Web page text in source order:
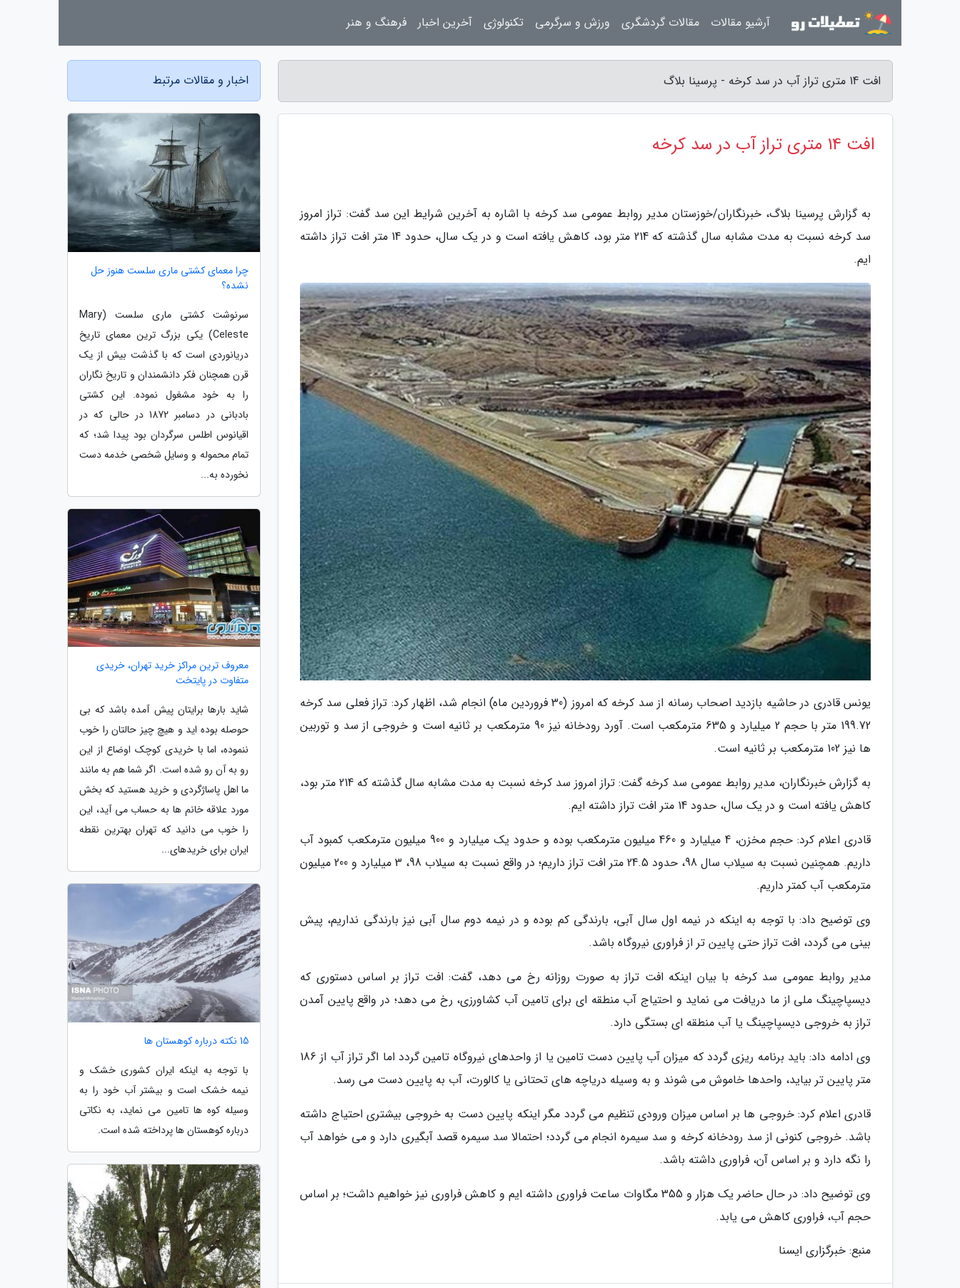
افت 14 متری تراز آب در سد کرخه - پرسینا بلاگ
افت 14 متری تراز آب در سد کرخه
به گزارش پرسینا بلاگ، خبرنگاران/خوزستان مدیر روابط عمومی سد کرخه با اشاره به آخرین شرایط این سد گفت: تراز امروز
سد کرخه نسبت به مدت مشابه سال گذشته که 214 متر بود، کاهش یافته است و در یک سال، حدود 14 متر افت تراز داشته
ایم.
یونس قادری در حاشیه بازدید اصحاب رسانه از سد کرخه که امروز (30 فروردین ماه) انجام شد، اظهار کرد: تراز فعلی سد کرخه
199.72 متر با حجم 2 میلیارد و 635 مترمکعب است. آورد رودخانه نیز 90 مترمکعب بر ثانیه است و خروجی از سد و توربین
ها نیز 102 مترمکعب بر ثانیه است.
به گزارش خبرنگاران، مدیر روابط عمومی سد کرخه گفت: تراز امروز سد کرخه نسبت به مدت مشابه سال گذشته که 214 متر بود،
کاهش یافته است و در یک سال، حدود 14 متر افت تراز داشته ایم.
قادری اعلام کرد: حجم مخزن، 4 میلیارد و 460 میلیون مترمکعب بوده و حدود یک میلیارد و 900 میلیون مترمکعب کمبود آب
داریم. همچنین نسبت به سیلاب سال 98، حدود 24.5 متر افت تراز داریم؛ در واقع نسبت به سیلاب 98، 3 میلیارد و 200 میلیون
مترمکعب آب کمتر داریم.
وی توضیح داد: با توجه به اینکه در نیمه اول سال آبی، بارندگی کم بوده و در نیمه دوم سال آبی نیز بارندگی نداریم، پیش
بینی می گردد، افت تراز حتی پایین تر از فراوری نیروگاه باشد.
مدیر روابط عمومی سد کرخه با بیان اینکه افت تراز به صورت روزانه رخ می دهد، گفت: افت تراز بر اساس دستوری که
دیسپاچینگ ملی از ما دریافت می نماید و احتیاج آب منطقه ای برای تامین آب کشاورزی، رخ می دهد؛ در واقع پایین آمدن
تراز به خروجی دیسپاچینگ یا آب منطقه ای بستگی دارد.
وی ادامه داد: باید برنامه ریزی گردد که میزان آب پایین دست تامین یا از واحدهای نیروگاه تامین گردد اما اگر تراز آب از 186
متر پایین تر بیاید، واحدها خاموش می شوند و به وسیله دریاچه های تحتانی یا کالورت، آب به پایین دست می رسد.
قادری اعلام کرد: خروجی ها بر اساس میزان ورودی تنظیم می گردد مگر اینکه پایین دست به خروجی بیشتری احتیاج داشته
باشد. خروجی کنونی از سد رودخانه کرخه و سد سیمره انجام می گردد؛ احتمالا سد سیمره قصد آبگیری دارد و می خواهد آب
را نگه دارد و بر اساس آن، فراوری داشته باشد.
وی توضیح داد: در حال حاضر یک هزار و 355 مگاوات ساعت فراوری داشته ایم و کاهش فراوری نیز خواهیم داشت؛ بر اساس
حجم آب، فراوری کاهش می یابد.
منبع: خبرگزاری ایسنا
اخبار و مقالات مرتبط
چرا معمای کشتی ماری سلست هنوز حل
نشده؟
سرنوشت کشتی ماری سلست (Mary
Celeste) یکی بزرگ ترین معمای تاریخ
دریانوردی است که با گذشت بیش از یک
قرن همچنان فکر دانشمندان و تاریخ نگاران
را به خود مشغول نموده. این کشتی
بادبانی در دسامبر 1872 در حالی که در
اقیانوس اطلس سرگردان بود پیدا شد؛ که
تمام محموله و وسایل شخصی خدمه دست
نخورده به...
معروف ترین مراکز خرید تهران، خریدی
متفاوت در پایتخت
شاید بارها برایتان پیش آمده باشد که بی
حوصله بوده اید و هیچ چیز حالتان را خوب
ننموده، اما با خریدی کوچک اوضاع از این
رو به آن رو شده است. اگر شما هم به مانند
ما اهل پاساژگردی و خرید هستید که بخش
مورد علاقه خانم ها به حساب می آید، این
را خوب می دانید که تهران بهترین نقطه
ایران برای خریدهای...
15 نکته درباره کوهستان ها
با توجه به اینکه ایران کشوری خشک و
نیمه خشک است و بیشتر آب خود را به
وسیله کوه ها تامین می نماید، به نکاتی
درباره کوهستان ها پرداخته شده است.
آرشیو مقالات مقالات گردشگری ورزش و سرگرمی تکنولوژی آخرین اخبار فرهنگ و هنر